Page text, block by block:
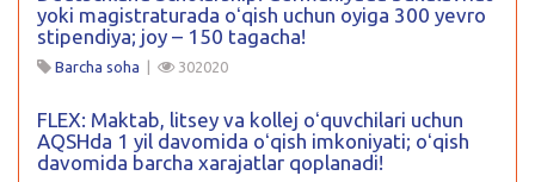
yoki magistraturada oʻqish uchun oyiga 300 yevro
stipendiya; joy – 150 tagacha!
Barcha soha | 302020
FLEX: Maktab, litsey va kollej oʻquvchilari uchun
AQSHda 1 yil davomida oʻqish imkoniyati; oʻqish
davomida barcha xarajatlar qoplanadi!